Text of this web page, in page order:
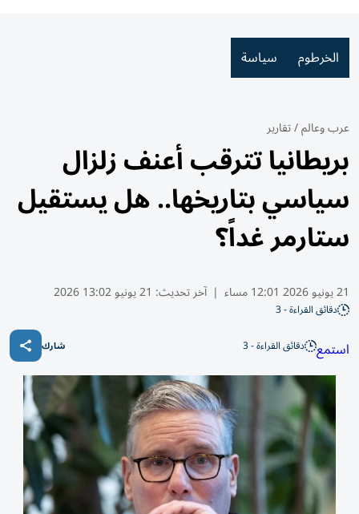
الخرطوم سياسة
عرب وعالم/تقارير
بريطانيا تترقب أعنف زلزال
سياسي بتاريخها.. هل يستقيل
ستارمر غداً؟
21 يونيو 2026 12:01 مساء | آخر تحديث: 21 يونيو 13:02 2026
دقائق القراءة - 3
استمع دقائق القراءة - 3 شارك